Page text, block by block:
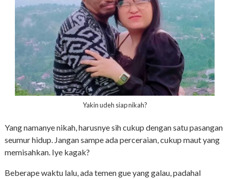
Yakin udeh siap nikah?
Yang namanye nikah, harusnye sih cukup dengan satu pasangan
seumur hidup. Jangan sampe ada perceraian, cukup maut yang
memisahkan. Iye kagak?
Beberape waktu lalu, ada temen gue yang galau, padahal